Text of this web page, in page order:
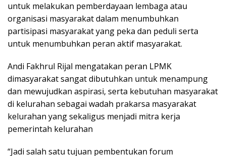
untuk melakukan pemberdayaan lembaga atau
organisasi masyarakat dalam menumbuhkan
partisipasi masyarakat yang peka dan peduli serta
untuk menumbuhkan peran aktif masyarakat.
Andi Fakhrul Rijal mengatakan peran LPMK
dimasyarakat sangat dibutuhkan untuk menampung
dan mewujudkan aspirasi, serta kebutuhan masyarakat
di kelurahan sebagai wadah prakarsa masyarakat
kelurahan yang sekaligus menjadi mitra kerja
pemerintah kelurahan
“Jadi salah satu tujuan pembentukan forum